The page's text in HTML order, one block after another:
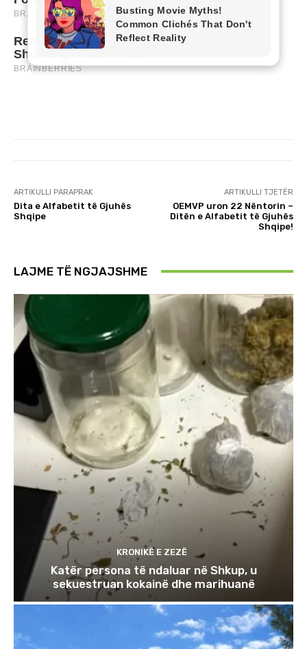
ARTIKULLI PARAPRAK
​Dita e Alfabetit të Gjuhës
Shqipe
ARTIKULLI TJETËR
OEMVP uron 22 Nëntorin –
Ditën e Alfabetit të Gjuhës
Shqipe!
LAJME TË NGJAJSHME
KRONIKË E ZEZË
Katër persona të ndaluar në Shkup, u
sekuestruan kokainë dhe marihuanë